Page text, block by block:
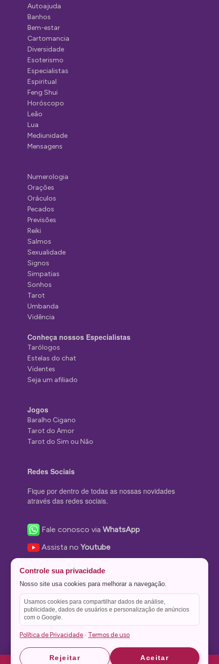
Autoajuda
Banhos
Bem-estar
Cartomancia
Diversidade
Esoterismo
Especialistas
Espiritual
Feng Shui
Horóscopo
Leão
Lua
Mediunidade
Mensagens
Numerologia
Orações
Oráculos
Pecados
Previsões
Reiki
Salmos
Sexualidade
Signos
Simpatias
Sonhos
Tarot
Umbanda
Vidência
Conheça nossos Especialistas
Tarólogos
Estelas do chat
Videntes
Seja um afiliado
Jogos
Baralho Cigano
Tarot do Amor
Tarot do Sim ou Não
Redes Sociais
Fique por dentro de todas as nossas novidades
através das redes sociais.
Fale conosco viaWhatsApp
Assista noYoutube
Nos siga no Instagram
Nos siga noTwitter
Salve no
Controle sua privacidade
Nosso site usa cookies para melhorar a navegação.
Usamos cookies para compartilhar dados de análise,
publicidade, dados de usuários e personalização de anúncios
com o Google.
Política de Privacidade · Termos de uso
Rejeitar Aceitar